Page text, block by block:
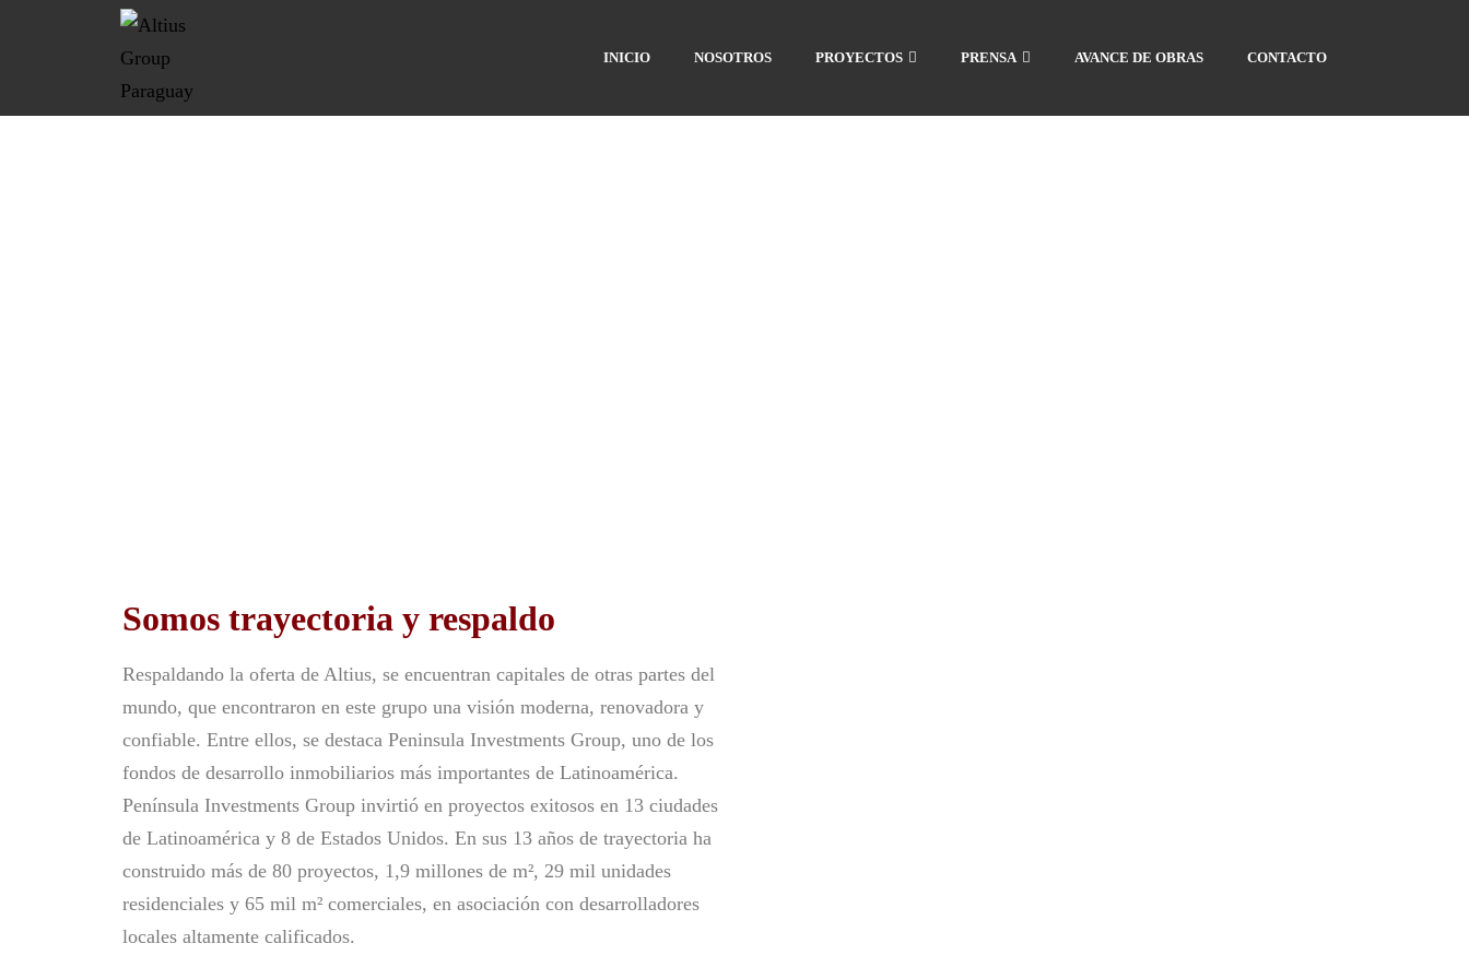
INICIO NOSOTROS PROYECTOS PRENSA AVANCE DE OBRAS CONTACTO
Somos trayectoria y respaldo
Respaldando la oferta de Altius, se encuentran capitales de otras partes del
mundo, que encontraron en este grupo una visión moderna, renovadora y
confiable. Entre ellos, se destaca Peninsula Investments Group, uno de los
fondos de desarrollo inmobiliarios más importantes de Latinoamérica. ​
Península Investments Group invirtió en proyectos exitosos en 13 ciudades
de Latinoamérica y 8 de Estados Unidos. En sus 13 años de trayectoria ha
construido más de 80 proyectos, 1,9 millones de m², 29 mil unidades
residenciales y 65 mil m² comerciales, en asociación con desarrolladores
locales altamente calificados.​